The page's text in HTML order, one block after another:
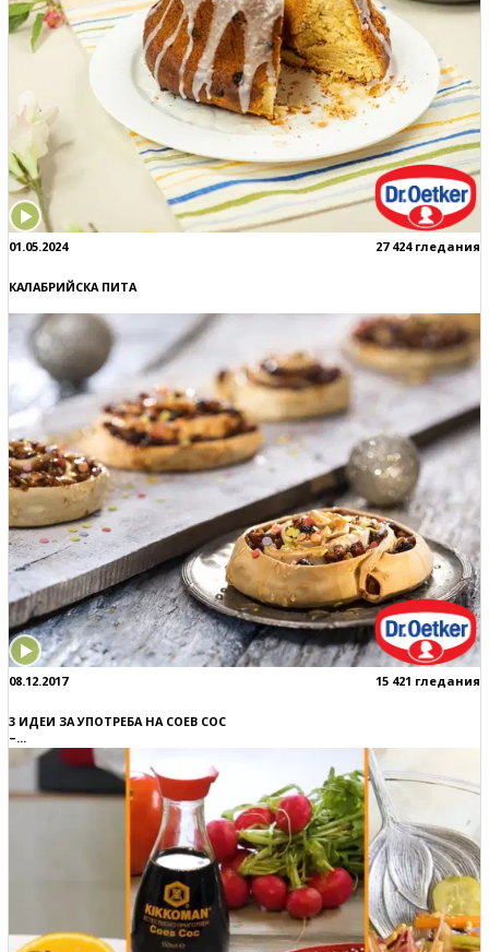
01.05.2024 27 424 гледания
КАЛАБРИЙСКА ПИТА
08.12.2017 15 421 гледания
3 ИДЕИ ЗА УПОТРЕБА НА СОЕВ СОС
–...